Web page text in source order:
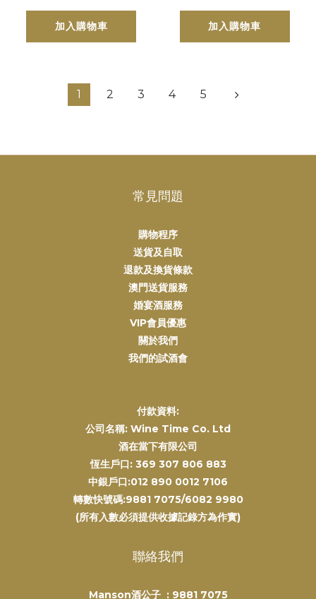
加入購物車
克城堡副牌
加入購物車
1 2 3 4 5
常見問題
購物程序
送貨及自取
退款及換貨條款
澳門送貨服務
婚宴酒服務
VIP會員優惠
關於我們
我們的試酒會
付款資料:
公司名稱: Wine Time Co. Ltd
酒在當下有限公司
恆生戶口: 369 307 806 883
中銀戶口:012 890 0012 7106
轉數快號碼:9881 7075/6082 9980
(所有入數必須提供收據記錄方為作實)
聯絡我們
Manson酒公子 : 9881 7075